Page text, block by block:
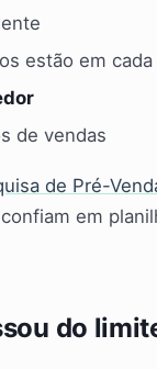
estão em cada
de vendas
de Pré-
em
do